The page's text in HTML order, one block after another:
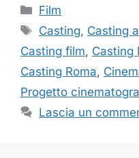
Categorie
Film
Tag
Casting, Casting
Casting film, Casting
Casting Roma,
Progetto
Lascia un